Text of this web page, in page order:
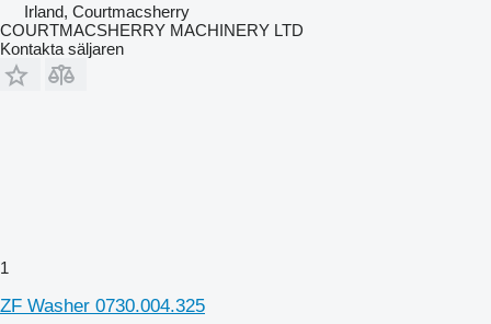
Irland, Courtmacsherry
COURTMACSHERRY MACHINERY LTD
Kontakta säljaren
1
ZF Washer 0730.004.325